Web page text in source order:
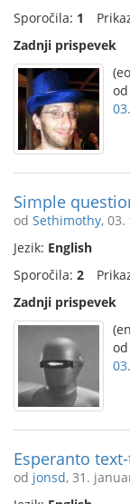
Sporočila: 1
Zadnji prispevek
od
Simple
od Sethimothy,
Jezik: English
Sporočila: 2
Zadnji prispevek
od
Esperanto
od jonsd, 31.